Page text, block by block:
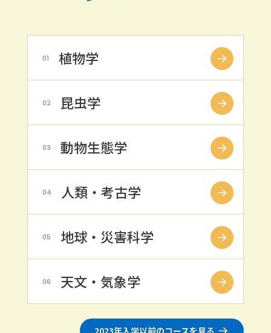
01 植物学
02 昆虫学
03 動物生態学
04 人類・考古学
05 地球・災害科学
06 天文・気象学